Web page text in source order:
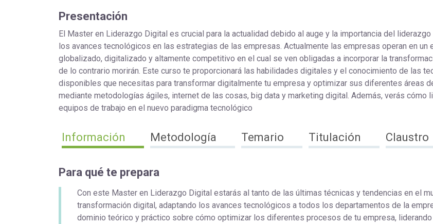
Presentación
El Master en Liderazgo Digital es crucial para la actualidad debido al auge y la importancia del
los avances tecnológicos en las estrategias de las empresas. Actualmente las empresas operan en un
globalizado, digitalizado y altamente competitivo en el cual se ven obligadas a incorporar la
de lo contrario morirán. Este curso te proporcionará las habilidades digitales y el conocimiento de las
disponibles que necesitas para transformar digitalmente tu empresa y optimizar sus diferentes áreas
mediante metodologías ágiles, internet de las cosas, big data y marketing digital. Además, verás cómo
equipos de trabajo en el nuevo paradigma tecnológico
Información
Para qué te prepara
Con este Master en Liderazgo Digital estarás al tanto de las últimas técnicas y tendencias en el
transformación digital, adaptando los avances tecnológicos a todos los departamentos de la
dominio teórico y práctico sobre cómo optimizar los diferentes procesos de tu empresa, liderando
Metodología Temario Titulación Claustro